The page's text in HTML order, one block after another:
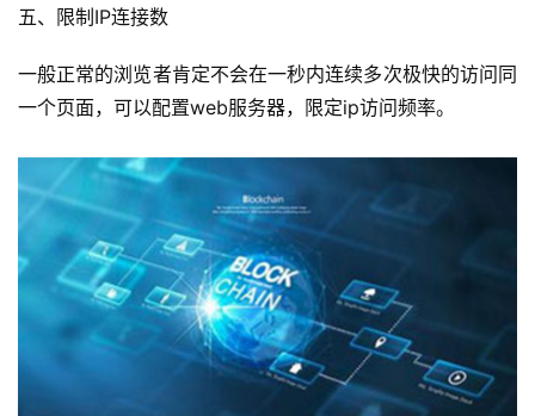
五、限制IP连接数
一般正常的浏览者肯定不会在一秒内连续多次极快的访问同
一个页面，可以配置web服务器，限定ip访问频率。